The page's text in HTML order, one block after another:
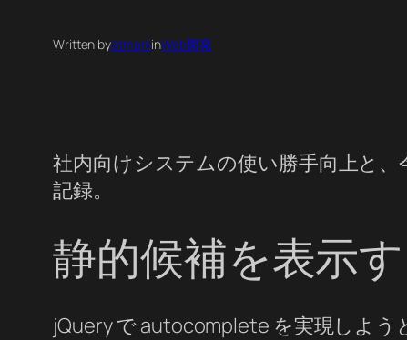
Written byatmarkinWeb開発
社内向けシステムの使い勝手向上と
記録。
静的候補を表示
jQuery で autocomplete を実現しよう